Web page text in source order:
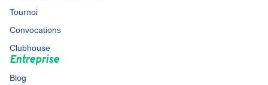
Tournoi
Convocations
Clubhouse
Entreprise
Blog